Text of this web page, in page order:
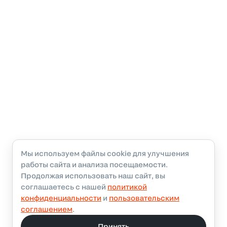
Мы используем файлы cookie для улучшения
работы сайта и анализа посещаемости.
Продолжая использовать наш сайт, вы
соглашаетесь с нашей политикой
конфиденциальности и пользовательским
соглашением.